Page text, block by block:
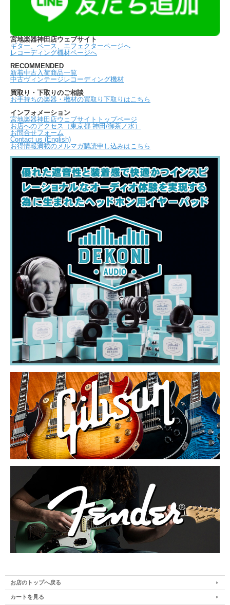
宮地楽器神田店ウェブサイト
ギター、ベース、エフェクターページへ
レコーディング機材ページへ
RECOMMENDED
新着中古入荷商品一覧
中古ヴィンテージレコーディング機材
買取り・下取りのご相談
お手持ちの楽器・機材の買取り下取りはこちら
インフォメーション
宮地楽器神田店ウェブサイトトップページ
お店へのアクセス（東京都 神田/御茶ノ水）
お問合せフォーム
Contact us (English)
お得情報満載のメルマガ購読申し込みはこちら
お店のトップへ戻る
カートを見る